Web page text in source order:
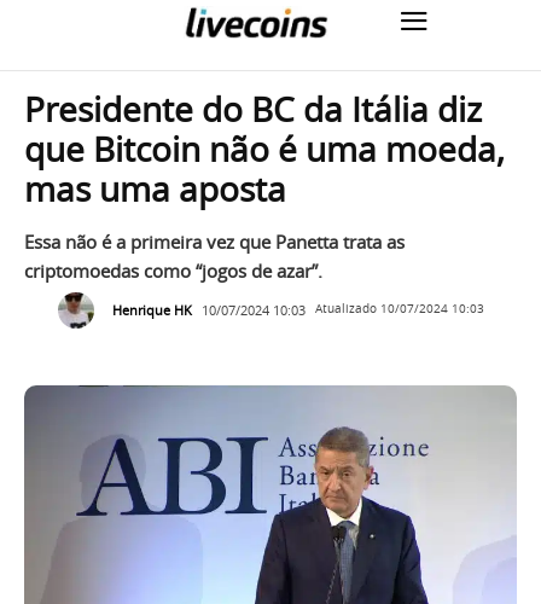
Presidente do BC da Itália diz
que Bitcoin não é uma moeda,
mas uma aposta
Essa não é a primeira vez que Panetta trata as
criptomoedas como “jogos de azar”.
Henrique HK 10/07/2024 10:03 Atualizado 10/07/2024 10:03